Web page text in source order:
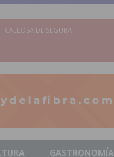
CALLOSA DE SEGURA
GASTRONOMÍA